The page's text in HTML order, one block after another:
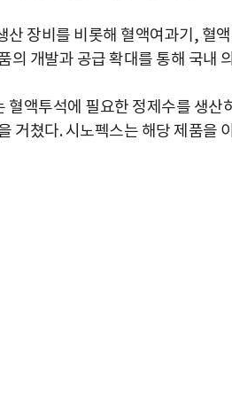
장비를 비롯해 혈액여과기, 혈
의 개발과 공급 확대를 통해 국내
혈액투석에 필요한 정제수를 생
거쳤다. 시노펙스는 해당 제품을